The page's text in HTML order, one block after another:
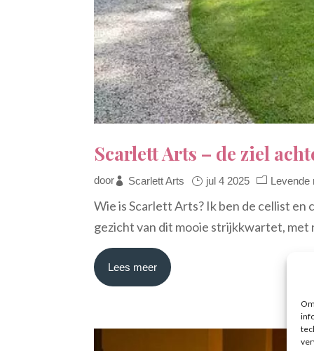
Scarlett Arts – de ziel
door Scarlett Arts jul 4 2025 Levende
Wie is Scarlett Arts? Ik ben de cellist
gezicht van dit mooie strijkkwartet, met
Lees meer